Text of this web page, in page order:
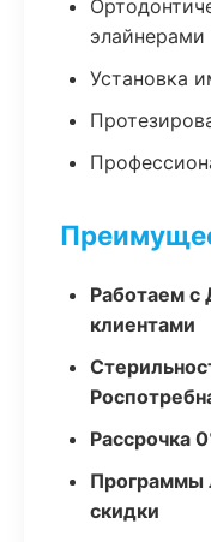
элайнерами
Установка
Работаем
клиентами
Рассрочка
Программы
скидки